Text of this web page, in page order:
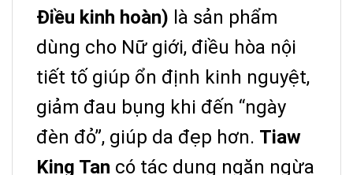
Điều kinh hoàn) là sản phẩm
dùng cho Nữ giới, điều hòa nội
tiết tố giúp ổn định kinh nguyệt,
giảm đau bụng khi đến “ngày
đèn đỏ”, giúp da đẹp hơn. Tiaw
King Tan có tác dụng ngăn ngừa